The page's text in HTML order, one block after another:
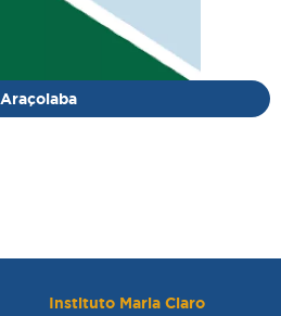
Araçoiaba
Instituto Maria Claro